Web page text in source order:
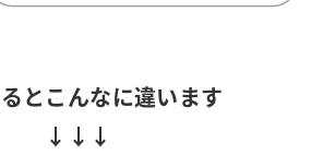
とこんなに違います